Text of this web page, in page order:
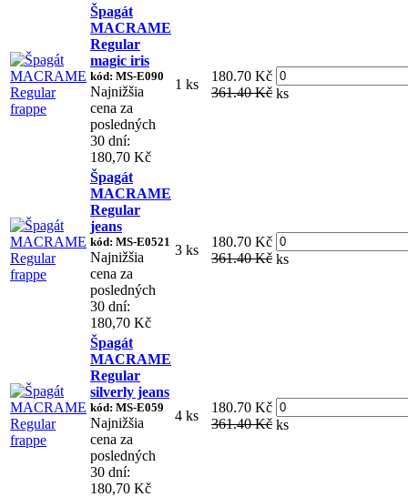
Špagát
MACRAME
Regular
magic iris
kód: MS-E090
Najnižšia
cena za
posledných
30 dní:
180,70 Kč
1 ks
180.70 Kč
361.40 Kč ks
Špagát
MACRAME
Regular
jeans
kód: MS-E0521
Najnižšia
cena za
posledných
30 dní:
180,70 Kč
3 ks
180.70 Kč
361.40 Kč ks
Špagát
MACRAME
Regular
silverly jeans
kód: MS-E059
Najnižšia
cena za
posledných
30 dní:
180,70 Kč
4 ks
180.70 Kč
361.40 Kč ks